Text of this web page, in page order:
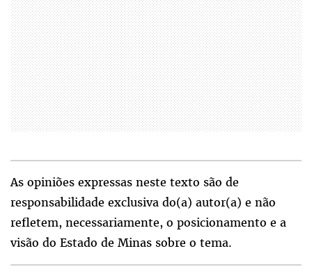
As opiniões expressas neste texto são de
responsabilidade exclusiva do(a) autor(a) e não
refletem, necessariamente, o posicionamento e a
visão do Estado de Minas sobre o tema.